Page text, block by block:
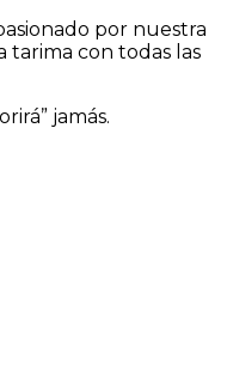
por nuestra
con todas las
jamás.